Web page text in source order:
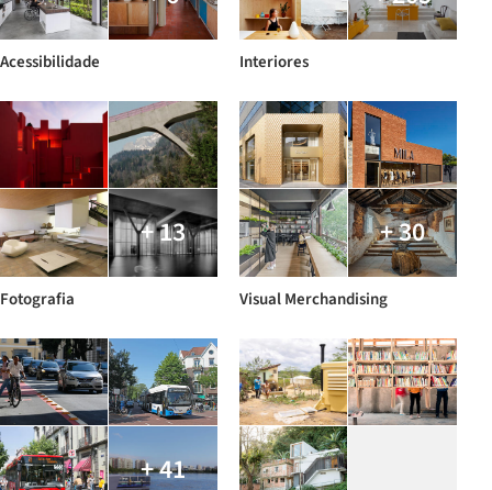
Acessibilidade Interiores
+ 13
Fotografia
+ 30
Visual Merchandising
+ 41